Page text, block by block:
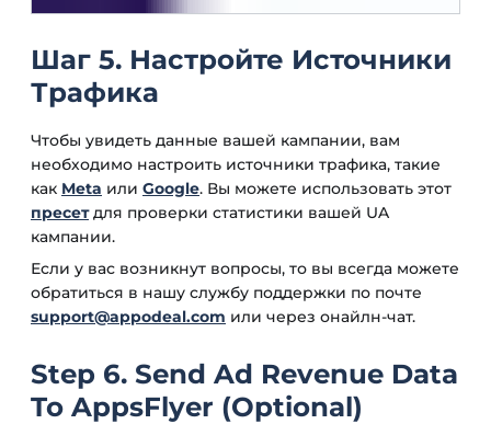
Шаг 5. Настройте Источники
Трафика
Чтобы увидеть данные вашей кампании, вам
необходимо настроить источники трафика, такие
как Meta или Google. Вы можете использовать этот
пресетдля проверки статистики вашей UA
кампании.
Если у вас возникнут вопросы, то вы всегда можете
обратиться в нашу службу поддержки по почте
support@appodeal.com или через онайлн-чат.
Step 6. Send Ad Revenue Data
To AppsFlyer (Optional)